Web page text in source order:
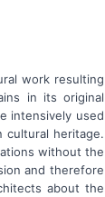
work resulting
in its original
intensively used
cultural heritage.
without the
and therefore
about the